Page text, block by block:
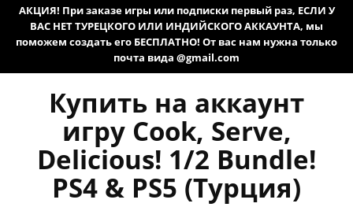
АКЦИЯ! При заказе игры или подписки первый раз, ЕСЛИ У
ВАС НЕТ ТУРЕЦКОГО ИЛИ ИНДИЙСКОГО АККАУНТА, мы
поможем создать его БЕСПЛАТНО! От вас нам нужна только
почта вида @gmail.com
Купить на аккаунт
игру Cook, Serve,
Delicious! 1/2 Bundle!
PS4 & PS5 (Турция)